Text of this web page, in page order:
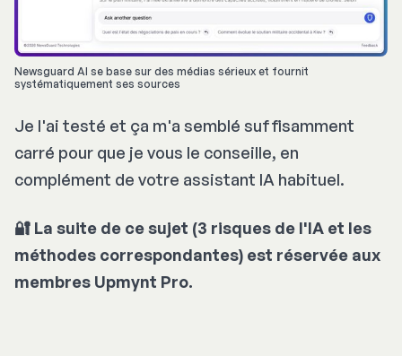
Newsguard AI se base sur des médias sérieux et fournit
systématiquement ses sources
Je l'ai testé et ça m'a semblé suffisamment
carré pour que je vous le conseille, en
complément de votre assistant IA habituel.
🔐 La suite de ce sujet (3 risques de l'IA et les
méthodes correspondantes) est réservée aux
membres Upmynt Pro.